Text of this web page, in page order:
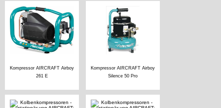
Kompressor AIRCRAFT Airboy
261 E
Kompressor AIRCRAFT Airboy
Silence 50 Pro